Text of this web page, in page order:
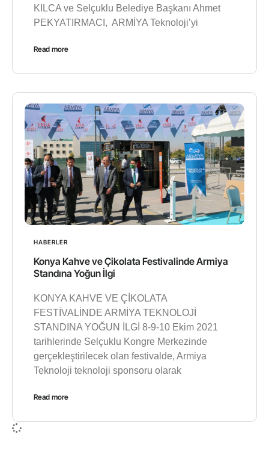
KILCA ve Selçuklu Belediye Başkanı Ahmet
PEKYATIRMACI, ARMİYA Teknoloji’yi
Read more
HABERLER
Konya Kahve ve Çikolata Festivalinde Armiya
Standına Yoğun İlgi
KONYA KAHVE VE ÇİKOLATA
FESTİVALİNDE ARMİYA TEKNOLOJİ
STANDINA YOĞUN İLGİ 8-9-10 Ekim 2021
tarihlerinde Selçuklu Kongre Merkezinde
gerçekleştirilecek olan festivalde, Armiya
Teknoloji teknoloji sponsoru olarak
Read more